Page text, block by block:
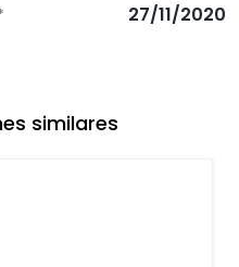
27/11/2020
similares